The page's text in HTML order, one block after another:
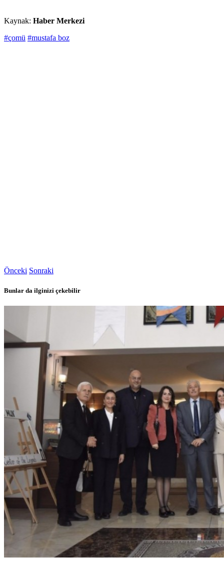
Kaynak: Haber Merkezi
#çomü #mustafa boz
Önceki Sonraki
Bunlar da ilginizi çekebilir